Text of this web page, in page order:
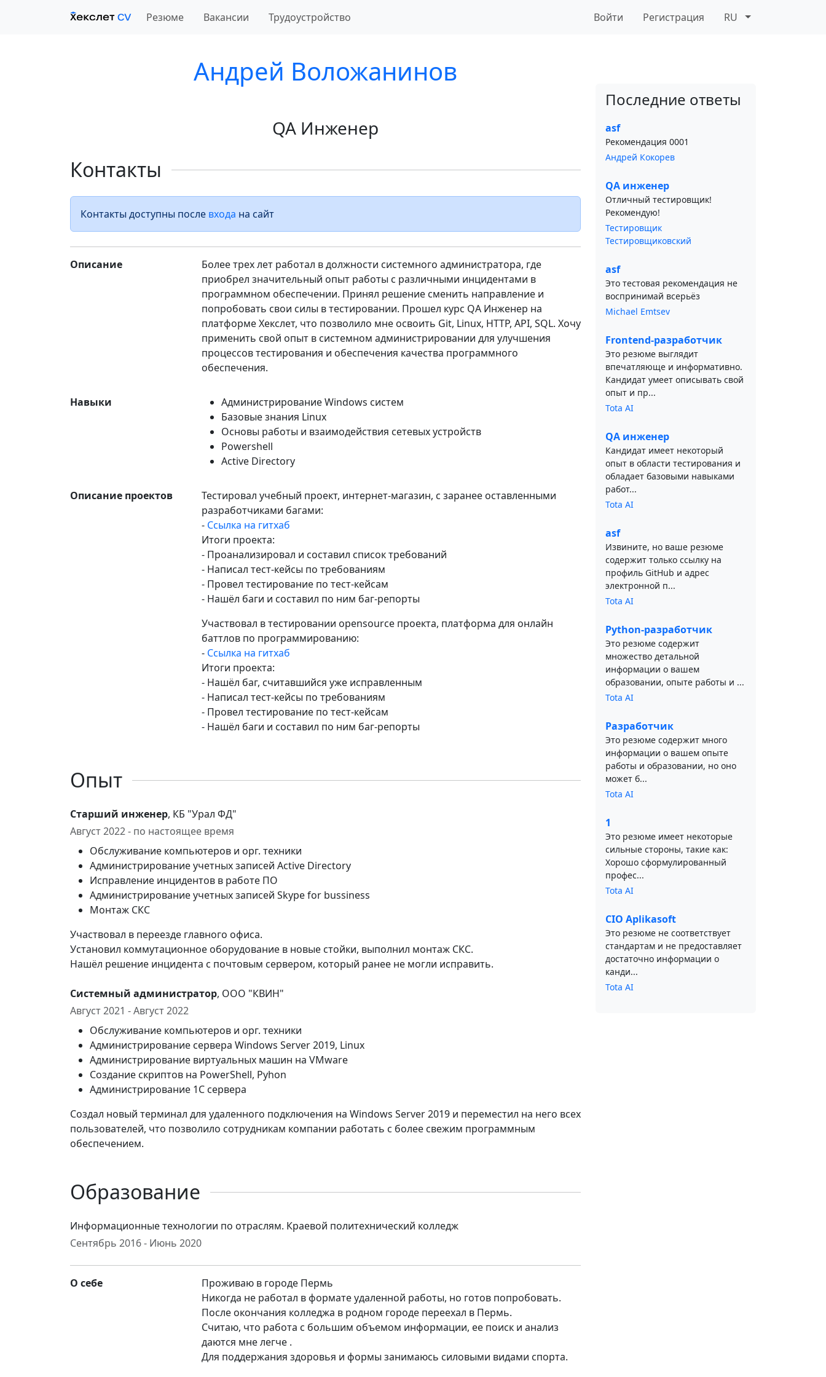
Резюме Вакансии Трудоустройство Войти Регистрация RU
Андрей Воложанинов
QA Инженер
Контакты
Контакты доступны после входа на сайт
Описание
Более трех лет работал в должности системного администратора, где
приобрел значительный опыт работы с различными инцидентами в
программном обеспечении. Принял решение сменить направление и
попробовать свои силы в тестировании. Прошел курс QA Инженер на
платформе Хекслет, что позволило мне освоить Git, Linux, HTTP, API, SQL. Хочу
применить свой опыт в системном администрировании для улучшения
процессов тестирования и обеспечения качества программного
обеспечения.
Навыки
Администрирование Windows систем
Базовые знания Linux
Основы работы и взаимодействия сетевых устройств
Powershell
Active Directory
Описание проектов
Тестировал учебный проект, интернет-магазин, с заранее оставленными
разработчиками багами:
- Ссылка на гитхаб
Итоги проекта:
- Проанализировал и составил список требований
- Написал тест-кейсы по требованиям
- Провел тестирование по тест-кейсам
- Нашёл баги и составил по ним баг-репорты
Участвовал в тестировании opensource проекта, платформа для онлайн
баттлов по программированию:
- Ссылка на гитхаб
Итоги проекта:
- Нашёл баг, считавшийся уже исправленным
- Написал тест-кейсы по требованиям
- Провел тестирование по тест-кейсам
- Нашёл баги и составил по ним баг-репорты
Опыт
Старший инженер, КБ "Урал ФД"
Август 2022 - по настоящее время
Обслуживание компьютеров и орг. техники
Администрирование учетных записей Active Directory
Исправление инцидентов в работе ПО
Администрирование учетных записей Skype for bussiness
Монтаж СКС
Участвовал в переезде главного офиса.
Установил коммутационное оборудование в новые стойки, выполнил монтаж СКС.
Нашёл решение инцидента с почтовым сервером, который ранее не могли исправить.
Системный администратор, ООО "КВИН"
Август 2021 - Август 2022
Обслуживание компьютеров и орг. техники
Администрирование сервера Windows Server 2019, Linux
Администрирование виртуальных машин на VMware
Создание скриптов на PowerShell, Pyhon
Администрирование 1С сервера
Создал новый терминал для удаленного подключения на Windows Server 2019 и переместил на него всех
пользователей, что позволило сотрудникам компании работать с более свежим программным
обеспечением.
Образование
Информационные технологии по отраслям. Краевой политехнический колледж
Сентябрь 2016 - Июнь 2020
О себе
Проживаю в городе Пермь
Никогда не работал в формате удаленной работы, но готов попробовать.
После окончания колледжа в родном городе переехал в Пермь.
Считаю, что работа с большим объемом информации, ее поиск и анализ
даются мне легче .
Для поддержания здоровья и формы занимаюсь силовыми видами спорта.
Последние ответы
asf
Рекомендация 0001
Андрей Кокорев
QA инженер
Отличный тестировщик!
Рекомендую!
Тестировщик
Тестировщиковский
asf
Это тестовая рекомендация не
воспринимай всерьёз
Michael Emtsev
Frontend-разработчик
Это резюме выглядит
впечатляюще и информативно.
Кандидат умеет описывать свой
опыт и пр...
Tota AI
QA инженер
Кандидат имеет некоторый
опыт в области тестирования и
обладает базовыми навыками
работ...
Tota AI
asf
Извините, но ваше резюме
содержит только ссылку на
профиль GitHub и адрес
электронной п...
Tota AI
Python-разработчик
Это резюме содержит
множество детальной
информации о вашем
образовании, опыте работы и ...
Tota AI
Разработчик
Это резюме содержит много
информации о вашем опыте
работы и образовании, но оно
может б...
Tota AI
1
Это резюме имеет некоторые
сильные стороны, такие как:
Хорошо сформулированный
профес...
Tota AI
CIO Aplikasoft
Это резюме не соответствует
стандартам и не предоставляет
достаточно информации о
канди...
Tota AI